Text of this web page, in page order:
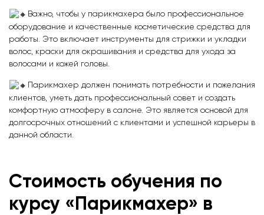
Важно, чтобы у парикмахера было профессиональное
оборудование и качественные косметические средства для
работы. Это включает инструменты для стрижки и укладки
волос, краски для окрашивания и средства для ухода за
волосами и кожей головы.
Парикмахер должен понимать потребности и пожелания
клиентов, уметь дать профессиональный совет и создать
комфортную атмосферу в салоне. Это является основой для
долгосрочных отношений с клиентами и успешной карьеры в
данной области.
Стоимость обучения по
курсу «Парикмахер» в